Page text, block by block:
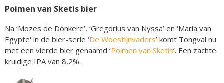
Poimen van Sketis bier
Na ‘Mozes de Donkere’, ‘Gregorius van Nyssa’ en ‘Maria van
Egypte' in de bier-serie ‘De Woestijnvaders’ komt Tongval nu
met een vierde bier genaamd ‘Poimen van Sketis’. Een zachte.
kruidige IPA van 8,2%.